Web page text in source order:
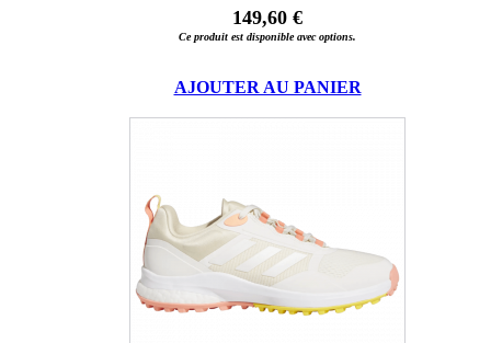
149,60 €
Ce produit est disponible avec options.
AJOUTER AU PANIER